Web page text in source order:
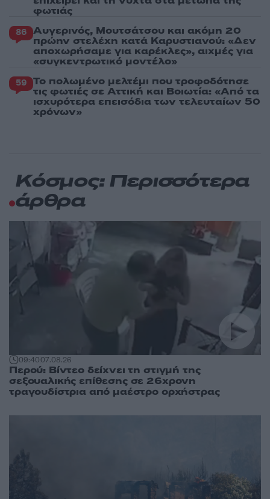
φωτιάς
86 Αυγερινός, Μουτσάτσου και ακόμη 20
πρώην στελέχη κατά Καρυστιανού: «Δεν
αποχωρήσαμε για καρέκλες», αιχμές για
«συγκεντρωτικό μοντέλο»
59 Το πολωμένο μελτέμι που τροφοδότησε
τις φωτιές σε Αττική και Βοιωτία: «Από τα
ισχυρότερα επεισόδια των τελευταίων 50
χρόνων»
Κόσμος: Περισσότερα
άρθρα
09:4007.08.26
Περού: Βίντεο δείχνει τη στιγμή της
σεξουαλικής επίθεσης σε 26χρονη
τραγουδίστρια από μαέστρο ορχήστρας